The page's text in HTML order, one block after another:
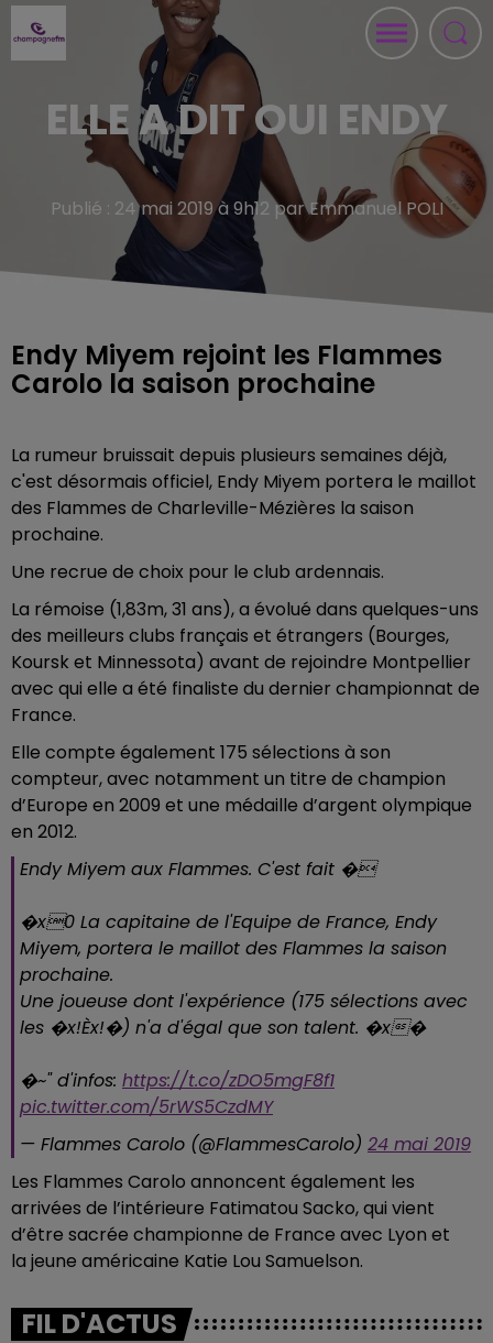
ELLE A DIT OUI ENDY
Publié : 24 mai 2019 à 9h12 par Emmanuel POLI
Endy Miyem rejoint les Flammes
Carolo la saison prochaine
La rumeur bruissait depuis plusieurs semaines déjà,
c'est désormais officiel, Endy Miyem portera le maillot
des Flammes de Charleville-Mézières la saison
prochaine.
Une recrue de choix pour le club ardennais.
La rémoise (1,83m, 31 ans), a évolué dans quelques-uns
des meilleurs clubs français et étrangers (Bourges,
Koursk et Minnessota) avant de rejoindre Montpellier
avec qui elle a été finaliste du dernier championnat de
France.
Elle compte également 175 sélections à son
compteur, avec notamment un titre de champion
d’Europe en 2009 et une médaille d’argent olympique
en 2012.
Endy Miyem aux Flammes. C'est fait �
�x0 La capitaine de l'Equipe de France, Endy
Miyem, portera le maillot des Flammes la saison
prochaine.
Une joueuse dont l'expérience (175 sélections avec
les �x!Èx!�) n'a d'égal que son talent. �x�
�~" d'infos: https://t.co/zDO5mgF8f1
pic.twitter.com/5rWS5CzdMY
— Flammes Carolo (@FlammesCarolo) 24 mai 2019
Les Flammes Carolo annoncent également les
arrivées de l’intérieure Fatimatou Sacko, qui vient
d’être sacrée championne de France avec Lyon et
la jeune américaine Katie Lou Samuelson.
FIL D'ACTUS